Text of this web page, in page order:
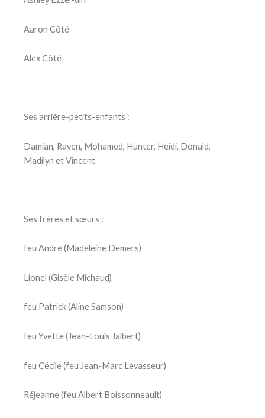
Aaron Côté
Alex Côté
Ses arrière-petits-enfants :
Damian, Raven, Mohamed, Hunter, Heidi, Donald,
Madilyn et Vincent
Ses frères et sœurs :
feu André (Madeleine Demers)
Lionel (Gisèle Michaud)
feu Patrick (Aline Samson)
feu Yvette (Jean-Louis Jalbert)
feu Cécile (feu Jean-Marc Levasseur)
Réjeanne (feu Albert Boissonneault)